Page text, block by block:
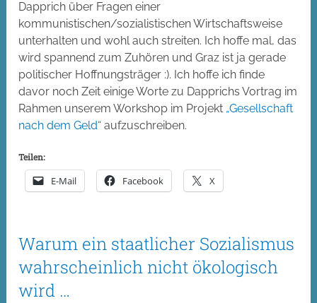
Dapprich über Fragen einer
kommunistischen/sozialistischen Wirtschaftsweise
unterhalten und wohl auch streiten. Ich hoffe mal, das
wird spannend zum Zuhören und Graz ist ja gerade
politischer Hoffnungsträger :). Ich hoffe ich finde
davor noch Zeit einige Worte zu Dapprichs Vortrag im
Rahmen unserem Workshop im Projekt „Gesellschaft
nach dem Geld“ aufzuschreiben.
Teilen:
E-Mail Facebook X
Warum ein staatlicher Sozialismus
wahrscheinlich nicht ökologisch
wird …